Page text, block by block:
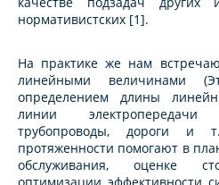
нормативистских [1].
На практике же нам
линейными величинами
определением длины
линии
трубопроводы, дороги и
протяженности помогают в
обслуживания, оценке